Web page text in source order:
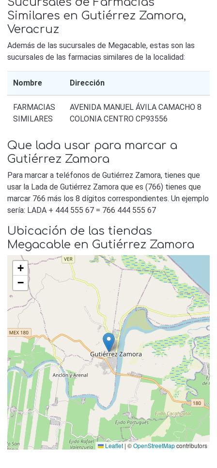
Similares en Gutiérrez Zamora,
Veracruz
Además de las sucursales de Megacable, estas son las
sucursales de las farmacias similares de la localidad:
Nombre Dirección
FARMACIAS
SIMILARES
AVENIDA MANUEL ÁVILA CAMACHO 8
COLONIA CENTRO CP93556
Que lada usar para marcar a
Gutiérrez Zamora
Para marcar a teléfonos de Gutiérrez Zamora, tienes que
usar la Lada de Gutiérrez Zamora que es (766) tienes que
marcar 766 más los 8 dígitos correspondientes. Un ejemplo
sería: LADA + 444 555 67 = 766 444 555 67
Ubicación de las tiendas
Megacable en Gutiérrez Zamora
+
−
Leaflet | ©OpenStreetMapcontributors